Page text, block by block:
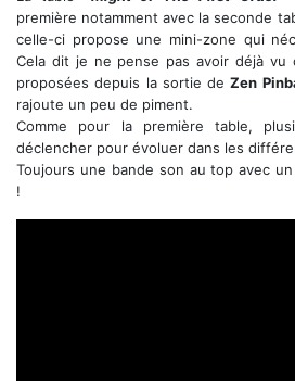
première notamment avec la seconde
celle-ci propose une mini-zone qui
Cela dit je ne pense pas avoir déjà vu
proposées depuis la sortie deZen
rajoute un peu de piment.
Comme pour la première table,
déclencher pour évoluer dans les
Toujours une bande son au top avec
!